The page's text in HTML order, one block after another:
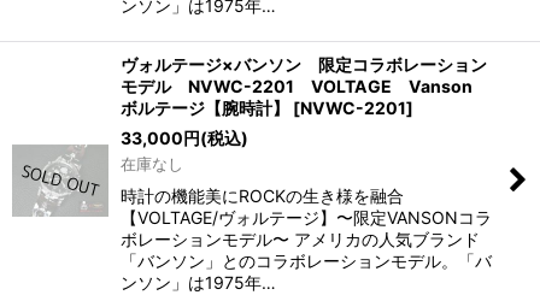
ンソン」は1975年…
ヴォルテージ×バンソン 限定コラボレーション
モデル NVWC-2201 VOLTAGE Vanson
ボルテージ【腕時計】
[NVWC-2201]
33,000円(税込)
在庫なし
時計の機能美にROCKの生き様を融合
【VOLTAGE/ヴォルテージ】〜限定VANSONコラ
ボレーションモデル〜 アメリカの人気ブランド
「バンソン」とのコラボレーションモデル。「バ
ンソン」は1975年…